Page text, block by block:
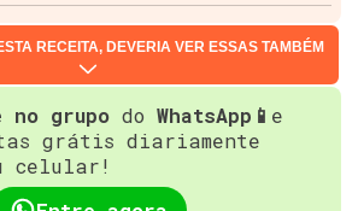
RECEITA, DEVERIA VER ESSAS TAMBÉM
no grupo do WhatsApp📱 e
grátis diariamente
celular!